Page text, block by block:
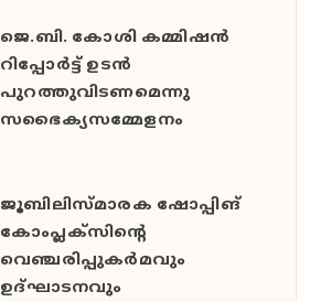
ജെ.ബി. കോശി കമ്മിഷൻ
റിപ്പോർട്ട് ഉടൻ
പുറത്തുവിടണമെന്നു
സഭൈക്യസമ്മേളനം
ജൂബിലിസ്മാരക ഷോപ്പിങ്
കോംപ്ലക്സിന്റെ
വെഞ്ചരിപ്പുകർമവും
ഉദ്ഘാടനവും